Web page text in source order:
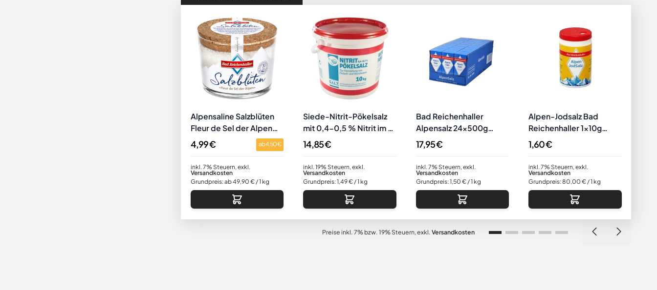
Alpensaline Salzblüten
Fleur de Sel der Alpen
100g Glas
4,99 € ab4,50 €
inkl. 7% Steuern,exkl.
Versandkosten
Grundpreis: ab 49,90 € / 1 kg
Siede-Nitrit-Pökelsalz
mit 0,4-0,5 % Nitrit im 10
kg Eimer
14,85 €
inkl. 19% Steuern,exkl.
Versandkosten
Grundpreis:1,49 €/ 1 kg
Bad Reichenhaller
Alpensalz 24x500g
Paket
17,95 €
inkl. 7% Steuern,exkl.
Versandkosten
Grundpreis:1,50 €/ 1 kg
Alpen-Jodsalz Bad
Reichenhaller 1x10g
Ministreuer to go
1,60 €
inkl. 7% Steuern,exkl.
Versandkosten
Grundpreis:80,00 €/ 1 kg
Preise inkl. 7% bzw. 19% Steuern, exkl. Versandkosten